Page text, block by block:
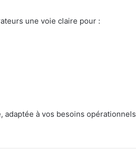
une voie claire pour :
à vos besoins opérationnels